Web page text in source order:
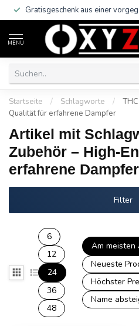
Gratisgeschenk aus einer
MENU
Startseite / Schlagworte /
Qualität für erfahrene Dampfer
Artikel mit
Zubehör – High-
erfahrene Dampfer
Filter
6
12
24
36
48
Am meisten
Neueste
Höchster
Name